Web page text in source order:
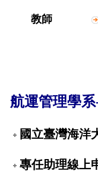
教師
航運管理學
國立臺灣海洋
專任助理線上